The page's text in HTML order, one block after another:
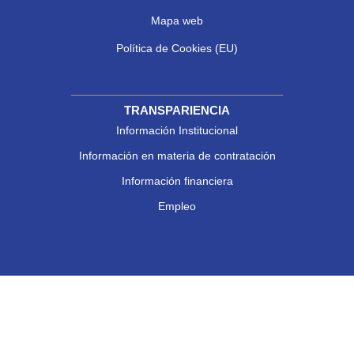
Mapa web
Política de Cookies (EU)
TRANSPARIENCIA
Información Institucional
Información en materia de contratación
Información financiera
Empleo